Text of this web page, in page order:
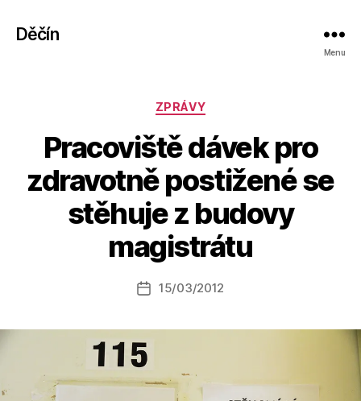
Děčín
Menu
Rubriky
ZPRÁVY
Pracoviště dávek pro
zdravotně postižené se
stěhuje z budovy
magistrátu
Autor
příspěvku
u
o
a
Datum
15/03/2012